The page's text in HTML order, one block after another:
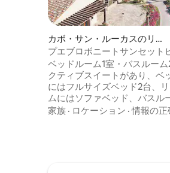
カボ・サン・ルーカスのリゾ
ート
プエブロボニートサンセット
2Bth Execスイート
ベッドルーム1室・バスルー
クティブスイートがあり、ベ
にはフルサイズベッド2台、
ムにはソファベッド、バスル
ニキッチンがあります。 また、フルサイ
ズベッド2台とバスルーム1室
家族 · ロケーション ·情報の正